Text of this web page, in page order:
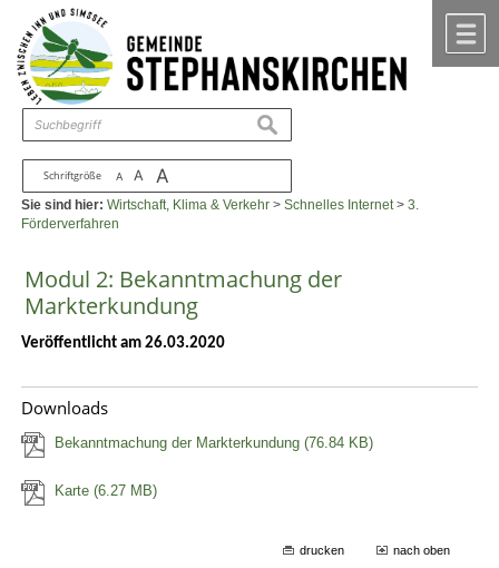
Zum Inhalt ,zur Navigation
Schriftgröße A A A
suchen
Sie sind hier: Wirtschaft, Klima & Verkehr >Schnelles Internet >3.
Förderverfahren
Modul 2: Bekanntmachung der
Markterkundung
Veröffentlicht am 26.03.2020
Downloads
Bekanntmachung der Markterkundung(76.84 KB)
Karte(6.27 MB)
drucken nach oben